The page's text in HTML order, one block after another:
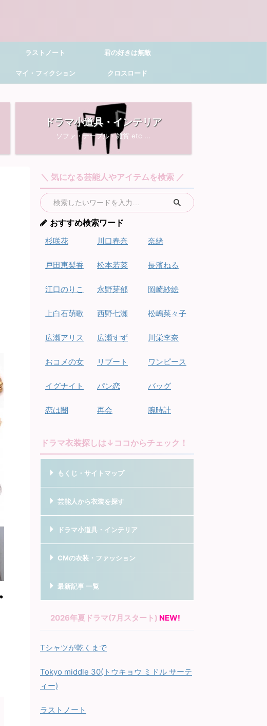
ラストノート 君の好きは無敵
マイ・フィクション
クロスロード
ドラマ小道具・インテリア
ソファ・テーブル・雑貨 etc ...
＼ 気になる芸能人やアイテムを検索 ／
おすすめ検索ワード
杉咲花
戸田恵梨香
江口のりこ
上白石萌歌
広瀬アリス
おコメの女
イグナイト
恋は闇
川口春奈
松本若菜
永野芽郁
西野七瀬
広瀬すず
リブート
パン恋
再会
奈緒
長濱ねる
岡崎紗絵
松嶋菜々子
川栄李奈
ワンピース
バッグ
腕時計
ドラマ衣装探しは↓ココからチェック！
もくじ・サイトマップ
芸能人から衣装を探す
ドラマ小道具・インテリア
CMの衣装・ファッション
最新記事 一覧
2026年夏ドラマ(7月スタート) NEW!
Tシャツが乾くまで
Tokyo middle 30(トウキョウ ミドル サーテ
ィー)
ラストノート